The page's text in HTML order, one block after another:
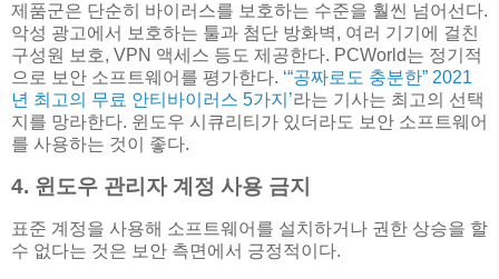
제품군은 단순히 바이러스를 보호하는 수준을 훨씬 넘어선다.
악성 광고에서 보호하는 툴과 첨단 방화벽, 여러 기기에 걸친
구성원 보호, VPN 액세스 등도 제공한다. PCWorld는 정기적
으로 보안 소프트웨어를 평가한다. ‘“공짜로도 충분한” 2021
년 최고의 무료 안티바이러스 5가지’라는 기사는 최고의 선택
지를 망라한다. 윈도우 시큐리티가 있더라도 보안 소프트웨어
를 사용하는 것이 좋다.
4. 윈도우 관리자 계정 사용 금지
표준 계정을 사용해 소프트웨어를 설치하거나 권한 상승을 할
수 없다는 것은 보안 측면에서 긍정적이다.